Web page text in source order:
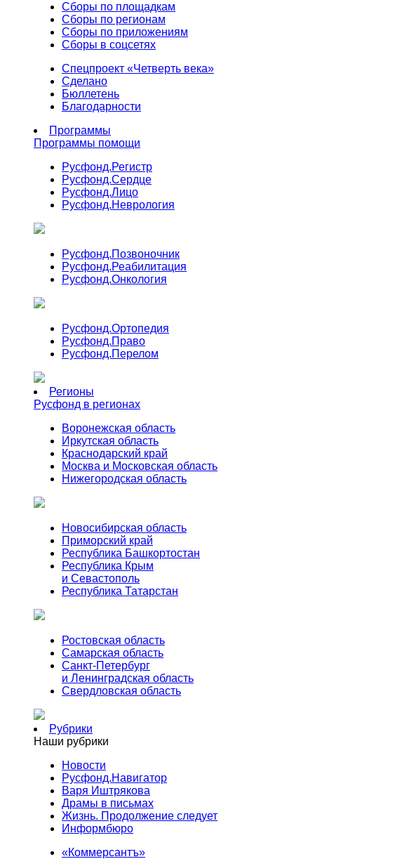
Сборы по площадкам
Сборы по регионам
Сборы по приложениям
Сборы в соцсетях
Спецпроект «Четверть века»
Сделано
Бюллетень
Благодарности
Программы
Программы помощи
Русфонд.Регистр
Русфонд.Сердце
Русфонд.Лицо
Русфонд.Неврология
Русфонд.Позвоночник
Русфонд.Реабилитация
Русфонд.Онкология
Русфонд.Ортопедия
Русфонд.Право
Русфонд.Перелом
Регионы
Русфонд в регионах
Воронежская область
Иркутская область
Краснодарский край
Москва и Московская область
Нижегородская область
Новосибирская область
Приморский край
Республика Башкортостан
Республика Крым
и Севастополь
Республика Татарстан
Ростовская область
Самарская область
Санкт-Петербург
и Ленинградская область
Свердловская область
Рубрики
Наши рубрики
Новости
Русфонд.Навигатор
Варя Иштрякова
Драмы в письмах
Жизнь. Продолжение следует
Информбюро
«Коммерсантъ»